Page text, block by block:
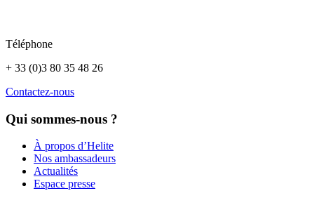
Téléphone
+ 33 (0)3 80 35 48 26
Contactez-nous
Qui sommes-nous ?
À propos d’Helite
Nos ambassadeurs
Actualités
Espace presse